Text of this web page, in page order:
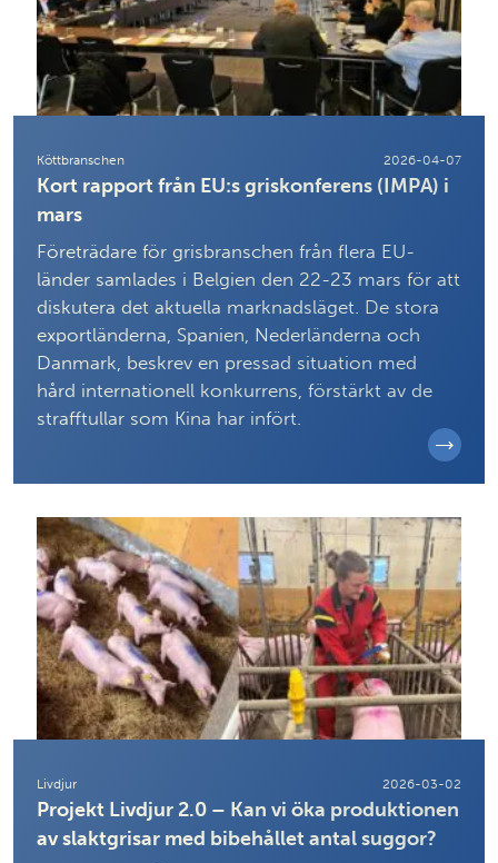
Köttbranschen 2026-04-07
Kort rapport från EU:s griskonferens (IMPA) i
mars
Företrädare för grisbranschen från flera EU-
länder samlades i Belgien den 22-23 mars för att
diskutera det aktuella marknadsläget. De stora
exportländerna, Spanien, Nederländerna och
Danmark, beskrev en pressad situation med
hård internationell konkurrens, förstärkt av de
strafftullar som Kina har infört.
Livdjur 2026-03-02
Projekt Livdjur 2.0 – Kan vi öka produktionen
av slaktgrisar med bibehållet antal suggor?